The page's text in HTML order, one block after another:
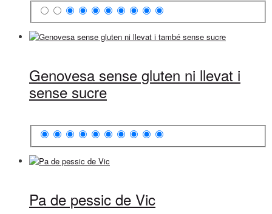
Genovesa sense gluten ni llevat i
sense sucre
Pa de pessic de Vic